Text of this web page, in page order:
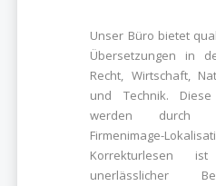
Unser Büro bietet
Übersetzungen in
Recht, Wirtschaft,
und Technik. Diese
werden durch
Firmenimage-
Korrekturlesen
unerlässlicher